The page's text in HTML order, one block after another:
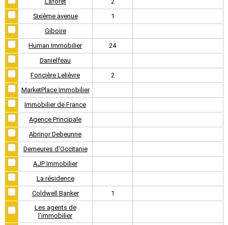
Sixième avenue
1
Giboire
Human Immobilier
24
Danielfeau
Foncière Lelièvre
2
MarketPlace Immobilier
Immobilier de France
Agence Principale
Abrinor Debeunne
Demeures d'Occitanie
AJP Immobilier
La résidence
Coldwell Banker
1
Les agents de
l'immobilier